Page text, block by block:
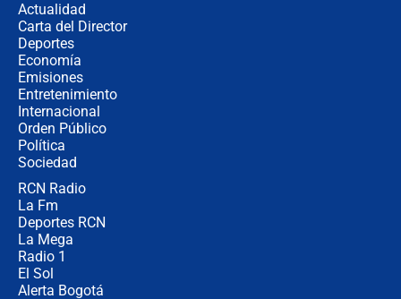
Actualidad
Carta del Director
Deportes
Economía
Emisiones
Entretenimiento
Internacional
Orden Público
Política
Sociedad
RCN Radio
La Fm
Deportes RCN
La Mega
Radio 1
El Sol
Alerta Bogotá